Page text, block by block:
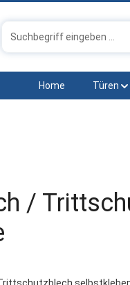
Home Türen
/